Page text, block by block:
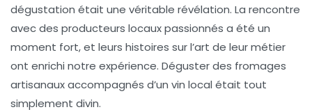
dégustation était une véritable révélation. La rencontre
avec des producteurs locaux passionnés a été un
moment fort, et leurs histoires sur l’art de leur métier
ont enrichi notre expérience. Déguster des fromages
artisanaux accompagnés d’un vin local était tout
simplement divin.